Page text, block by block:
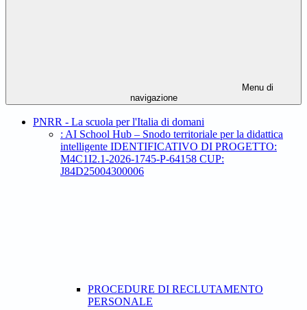
Menu di
navigazione
PNRR - La scuola per l'Italia di domani
: AI School Hub – Snodo territoriale per la didattica
intelligente IDENTIFICATIVO DI PROGETTO:
M4C1I2.1-2026-1745-P-64158 CUP:
J84D25004300006
PROCEDURE DI RECLUTAMENTO
PERSONALE